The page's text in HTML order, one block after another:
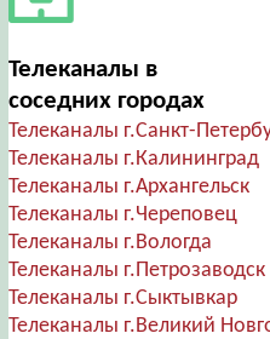
Телеканалы в
соседних городах
Телеканалы г.Санкт-
Телеканалы г.Калининград
Телеканалы г.Архангельск
Телеканалы г.Череповец
Телеканалы г.Вологда
Телеканалы г.Петрозаводск
Телеканалы г.Сыктывкар
Телеканалы г.Великий